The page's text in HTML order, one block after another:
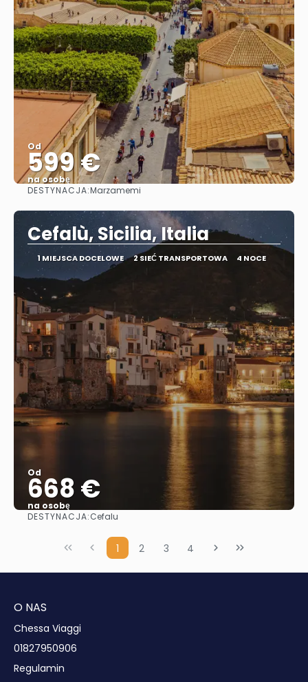
Od
599 €
na osobę
Zobacz
DESTYNACJA:Marzamemi
Cefalù, Sicilia, Italia
1 MIEJSCA DOCELOWE 2 SIEĆ TRANSPORTOWA 4 NOCE
Od
668 €
na osobę
DESTYNACJA:Cefalu
1 2 3 4
O NAS
Chessa Viaggi
01827950906
Regulamin